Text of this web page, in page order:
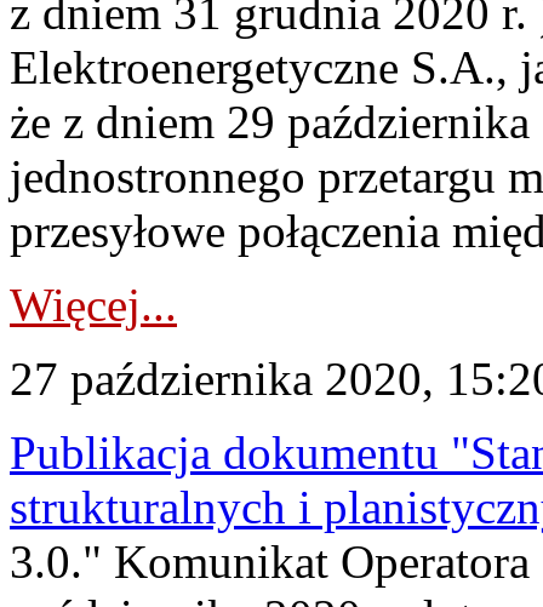
z dniem 31 grudnia 2020
Elektroenergetyczne S.A.,
że z dniem 29
jednostronnego przetargu
przesyłowe połączenia
Więcej...
27 października 2020,
Publikacja dokumentu
strukturalnych i
3.0." Komunikat Operatora